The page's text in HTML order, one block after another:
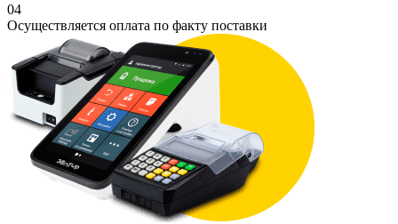
04
Осуществляется оплата по факту поставки